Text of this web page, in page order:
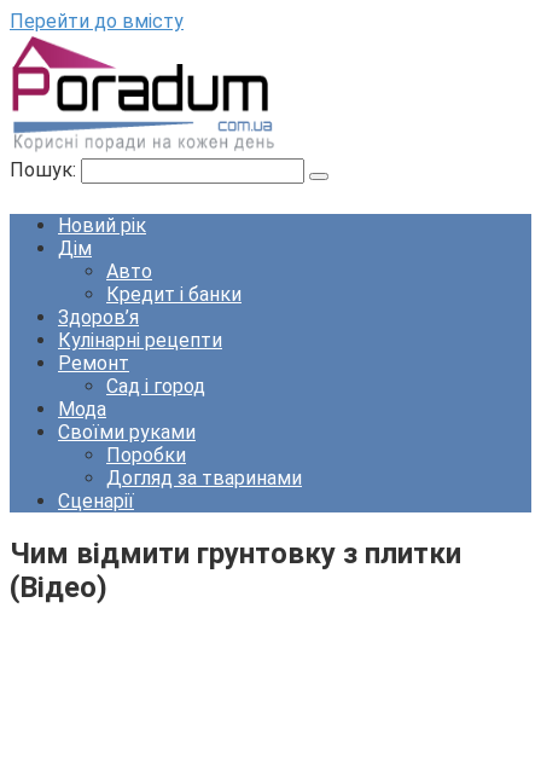
Перейти до вмісту
Пошук:
Новий рік
Дім
Авто
Кредит і банки
Здоров’я
Кулінарні рецепти
Ремонт
Сад і город
Мода
Своїми руками
Поробки
Догляд за тваринами
Сценарії
Чим відмити грунтовку з плитки
(Відео)